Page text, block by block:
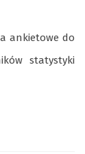
ankietowe do
statystyki